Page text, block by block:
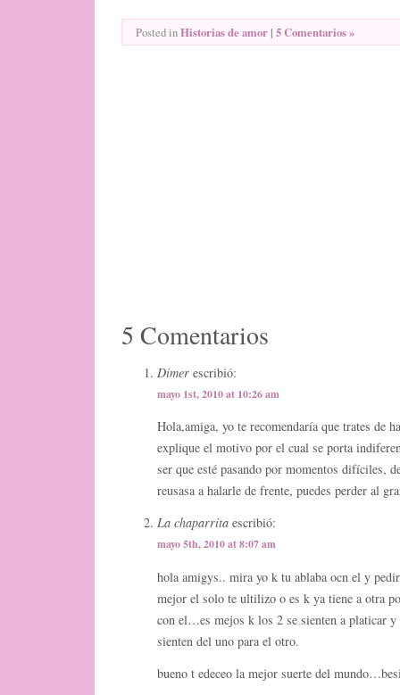
Posted inHistorias de amor | 5 Comentarios »
5 Comentarios
Dimer escribió:
mayo 1st, 2010 at 10:26 am
Hola,amiga, yo te recomendaría que trates de
explique el motivo por el cual se porta
ser que esté pasando por momentos difíciles,
reusasa a halarle de frente, puedes perder al
La chaparrita escribió:
mayo 5th, 2010 at 8:07 am
hola amigys.. mira yo k tu ablaba ocn el y
mejor el solo te ultilizo o es k ya tiene a otra
con el…es mejos k los 2 se sienten a platicar
sienten del uno para el otro.
bueno t edeceo la mejor suerte del